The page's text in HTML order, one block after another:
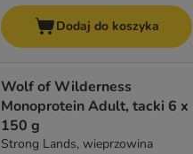
Dodaj do koszyka
Wolf of Wilderness
Monoprotein Adult, tacki 6 x
150 g
Strong Lands, wieprzowina